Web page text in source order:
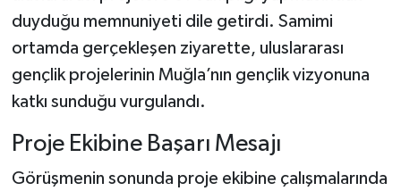
duyduğu memnuniyeti dile getirdi. Samimi
ortamda gerçekleşen ziyarette, uluslararası
gençlik projelerinin Muğla’nın gençlik vizyonuna
katkı sunduğu vurgulandı.
Proje Ekibine Başarı Mesajı
Görüşmenin sonunda proje ekibine çalışmalarında